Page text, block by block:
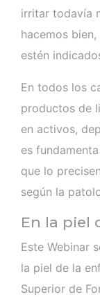
irritar todavía
hacemos
estén
En todos los
productos de
en activos,
es
que lo
según la
En la piel
Este Webinar
la piel de la
Superior de